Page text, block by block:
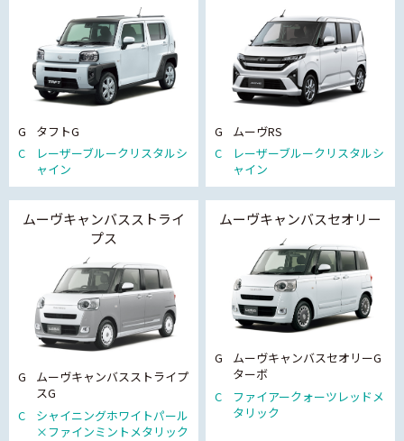
G
タフトG
C
レーザーブルークリスタルシ
ャイン
G
ムーヴRS
C
レーザーブルークリスタルシ
ャイン
ムーヴキャンバスストライ
プス
G
ムーヴキャンバスストライプ
スG
C
シャイニングホワイトパール
×ファインミントメタリック
ムーヴキャンバスセオリー
G
ムーヴキャンバスセオリーG
ターボ
C
ファイアークォーツレッドメ
タリック